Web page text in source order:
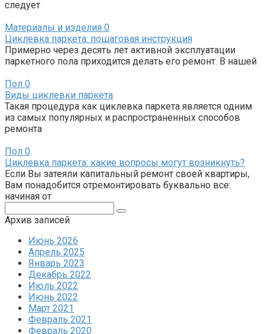
следует
Материалы и изделия 0
Циклевка паркета: пошаговая инструкция
Примерно через десять лет активной эксплуатации
паркетного пола приходится делать его ремонт. В нашей
Пол 0
Виды циклевки паркета
Такая процедура как циклевка паркета является одним
из самых популярных и распространенных способов
ремонта
Пол 0
Циклевка паркета: какие вопросы могут возникнуть?
Если Вы затеяли капитальный ремонт своей квартиры,
Вам понадобится отремонтировать буквально все:
начиная от
Архив записей
Июнь 2026
Апрель 2025
Январь 2023
Декабрь 2022
Июль 2022
Июнь 2022
Март 2021
Февраль 2021
Февраль 2020